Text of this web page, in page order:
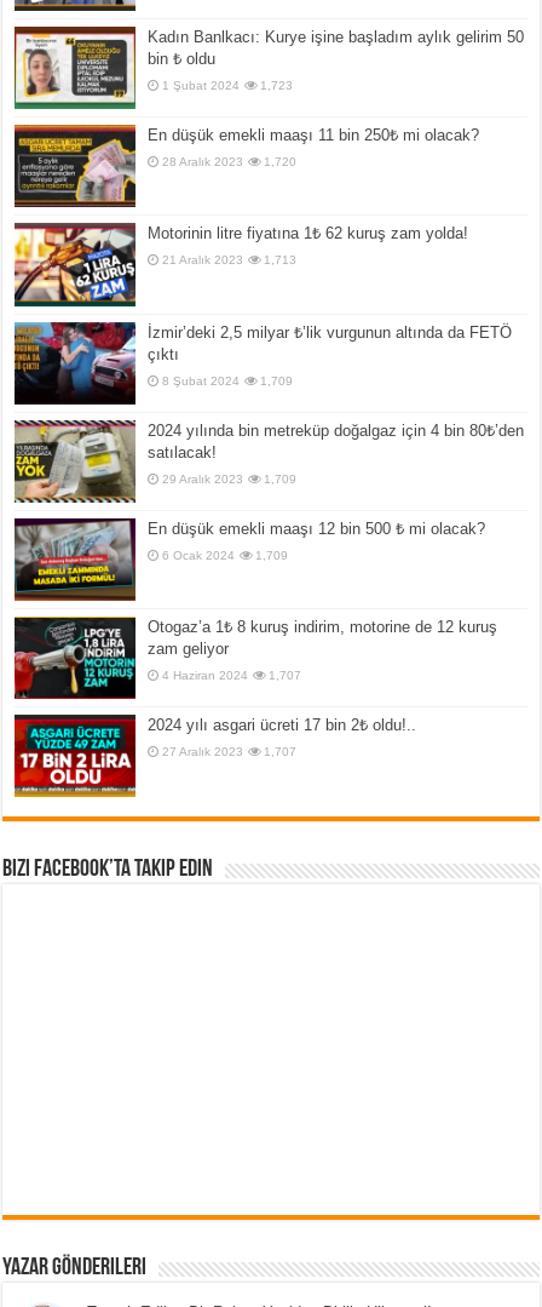
Kadın Banlkacı: Kurye işine başladım aylık gelirim 50
bin ₺ oldu
1 Şubat 2024 1,723
En düşük emekli maaşı 11 bin 250₺ mi olacak?
28 Aralık 2023 1,720
Motorinin litre fiyatına 1₺ 62 kuruş zam yolda!
21 Aralık 2023 1,713
İzmir’deki 2,5 milyar ₺’lik vurgunun altında da FETÖ
çıktı
8 Şubat 2024 1,709
2024 yılında bin metreküp doğalgaz için 4 bin 80₺’den
satılacak!
29 Aralık 2023 1,709
En düşük emekli maaşı 12 bin 500 ₺ mi olacak?
6 Ocak 2024 1,709
Otogaz’a 1₺ 8 kuruş indirim, motorine de 12 kuruş
zam geliyor
4 Haziran 2024 1,707
2024 yılı asgari ücreti 17 bin 2₺ oldu!..
27 Aralık 2023 1,707
Bizi Facebook’ta Takip Edin
Yazar Gönderileri